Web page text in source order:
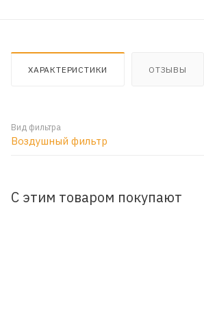
ХАРАКТЕРИСТИКИ ОТЗЫВЫ
Вид фильтра
Воздушный фильтр
С этим товаром покупают